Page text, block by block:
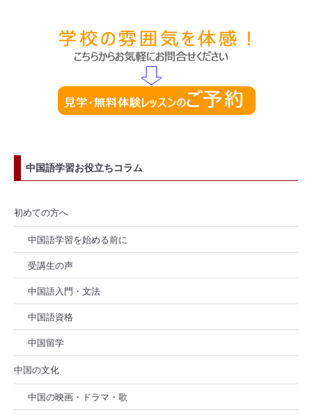
中国語学習お役立ちコラム
初めての方へ
中国語学習を始める前に
受講生の声
中国語入門・文法
中国語資格
中国留学
中国の文化
中国の映画・ドラマ・歌